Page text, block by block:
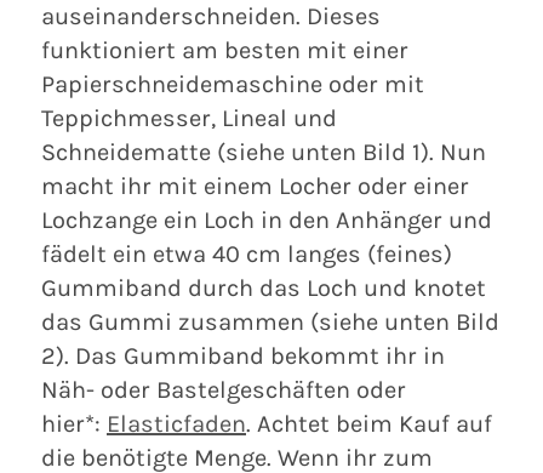
auseinanderschneiden. Dieses
funktioniert am besten mit einer
Papierschneidemaschine oder mit
Teppichmesser, Lineal und
Schneidematte (siehe unten Bild 1). Nun
macht ihr mit einem Locher oder einer
Lochzange ein Loch in den Anhänger und
fädelt ein etwa 40 cm langes (feines)
Gummiband durch das Loch und knotet
das Gummi zusammen (siehe unten Bild
2). Das Gummiband bekommt ihr in
Näh- oder Bastelgeschäften oder
hier*: Elasticfaden. Achtet beim Kauf auf
die benötigte Menge. Wenn ihr zum